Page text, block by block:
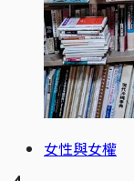
女性與女權